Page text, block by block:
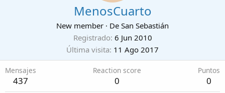
MenosCuarto
New member · De San Sebastián
Registrado 6 Jun 2010
Última visita 11 Ago 2017
Mensajes
437
Reaction score
0
Puntos
0